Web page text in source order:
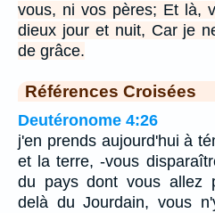
vous, ni vos pères; Et là,
dieux jour et nuit, Car je
de grâce.
Références Croisées
Deutéronome 4:26
j'en prends aujourd'hui à
et la terre, -vous
du pays dont vous allez
delà du Jourdain, vous